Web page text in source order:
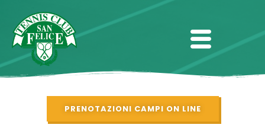
PRENOTAZIONI CAMPI ON LINE